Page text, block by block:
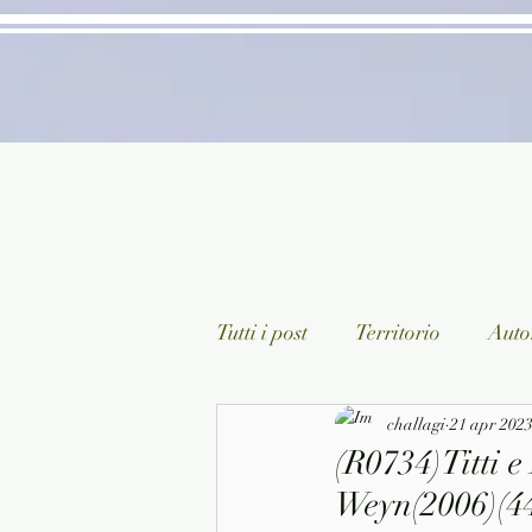
Tutti i post Territorio
Classici lett. italiana
Arte/Pittura Teatro/
(R0734)Titti
challagi 21 apr 2023